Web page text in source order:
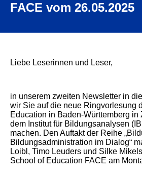
FACE vom 26.05.2025
Liebe Leserinnen und Leser,
in unserem zweiten Newsletter in
wir Sie auf die neue Ringvorlesung
Education in Baden-Württemberg in
dem Institut für Bildungsanalysen
machen. Den Auftakt der Reihe
Bildungsadministration im Dialog“
Loibl, Timo Leuders und Silke
School of Education FACE am